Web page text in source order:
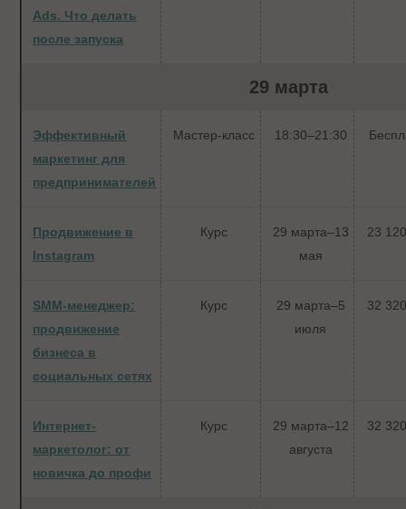
Ads. Что делать
после запуска
29 марта
Эффективный
маркетинг для
предпринимателей
Мастер-класс 18:30–21:30
Продвижение в
Instagram
Курс
29 марта–13
мая
23
SMM-менеджер:
продвижение
бизнеса в
социальных сетях
Курс
29 марта–5
июля
32
Интернет-
маркетолог: от
новичка до профи
Курс
29 марта–12
августа
32